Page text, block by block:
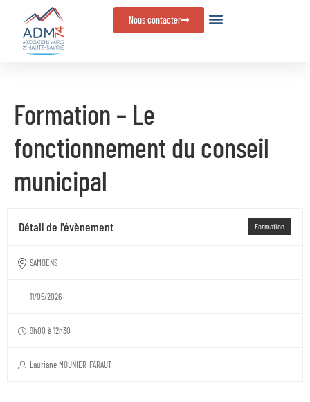
Nous contacter
Formation – Le
fonctionnement du conseil
municipal
Formation
Détail de l'évènement
SAMOENS
11/05/2026
9h00 à 12h30
Lauriane MOUNIER-FARAUT
Panneau de gestion des cookies